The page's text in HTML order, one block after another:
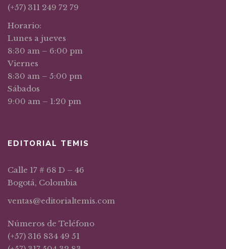
(+57) 311 249 72 79
Horario:
Lunes a jueves
8:30 am – 6:00 pm
Viernes
8:30 am – 5:00 pm
Sábados
9:00 am – 1:20 pm
EDITORIAL TEMIS
Calle 17 # 68 D – 46
Bogotá, Colombia
ventas@editorialtemis.com
Números de Teléfono
(+57) 316 834 49 51